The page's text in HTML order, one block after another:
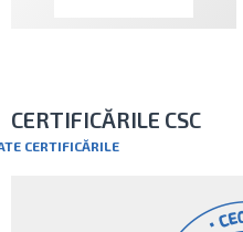
CERTIFICĂRILE CSC
CERTIFICĂRILE